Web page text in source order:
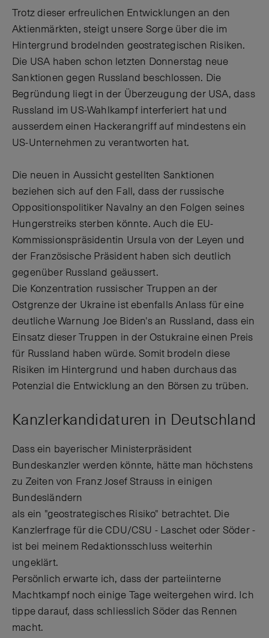
Trotz dieser erfreulichen Entwicklungen an den
Aktienmärkten, steigt unsere Sorge über die im
Hintergrund brodelnden geostrategischen Risiken.
Die USA haben schon letzten Donnerstag neue
Sanktionen gegen Russland beschlossen. Die
Begründung liegt in der Überzeugung der USA, dass
Russland im US-Wahlkampf interferiert hat und
ausserdem einen Hackerangriff auf mindestens ein
US-Unternehmen zu verantworten hat.
Die neuen in Aussicht gestellten Sanktionen
beziehen sich auf den Fall, dass der russische
Oppositionspolitiker Navalny an den Folgen seines
Hungerstreiks sterben könnte. Auch die EU-
Kommissionspräsidentin Ursula von der Leyen und
der Französische Präsident haben sich deutlich
gegenüber Russland geäussert.
Die Konzentration russischer Truppen an der
Ostgrenze der Ukraine ist ebenfalls Anlass für eine
deutliche Warnung Joe Biden's an Russland, dass ein
Einsatz dieser Truppen in der Ostukraine einen Preis
für Russland haben würde. Somit brodeln diese
Risiken im Hintergrund und haben durchaus das
Potenzial die Entwicklung an den Börsen zu trüben.
Kanzlerkandidaturen in Deutschland
Dass ein bayerischer Ministerpräsident
Bundeskanzler werden könnte, hätte man höchstens
zu Zeiten von Franz Josef Strauss in einigen
Bundesländern
als ein "geostrategisches Risiko" betrachtet. Die
Kanzlerfrage für die CDU/CSU - Laschet oder Söder -
ist bei meinem Redaktionsschluss weiterhin
ungeklärt.
Persönlich erwarte ich, dass der parteiinterne
Machtkampf noch einige Tage weitergehen wird. Ich
tippe darauf, dass schliesslich Söder das Rennen
macht.